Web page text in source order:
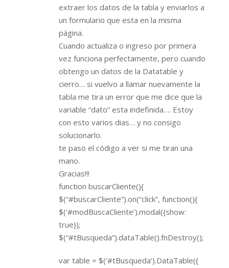
extraer los datos de la tabla y enviarlos a
un formulario que esta en la misma
página.
Cuando actualiza o ingreso por primera
vez funciona perfectamente, pero cuando
obtengo un datos de la Datatable y
cierro… si vuelvo a llamar nuevamente la
tabla me tira un error que me dice que la
variable “dato” esta indefinida…. Estoy
con esto varios dias… y no consigo
solucionarlo.
te paso el código a ver si me tiran una
mano.
Gracias!!!
function buscarCliente(){
$(“#buscarCliente”).on(“click”, function(){
$(‘#modBuscaCliente’).modal({show:
true});
$(“#tBusqueda”).dataTable().fnDestroy();
var table = $(‘#tBusqueda’).DataTable({